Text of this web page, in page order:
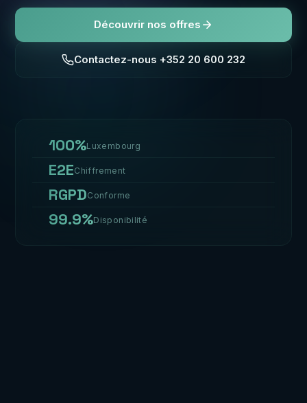
Découvrir nos offres
Contactez-nous +352 20 600 232
100%Luxembourg
E2EChiffrement
RGPDConforme
99.9%Disponibilité